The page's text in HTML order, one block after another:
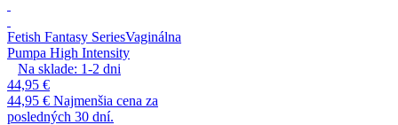
Fetish Fantasy SeriesVaginálna
Pumpa High Intensity
Na sklade: 1-2 dni
44,95 €
44,95 € Najmenšia cena za
posledných 30 dní.